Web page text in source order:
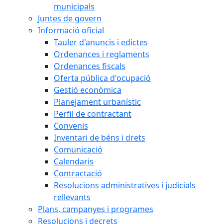
municipals
Juntes de govern
Informació oficial
Tauler d'anuncis i edictes
Ordenances i reglaments
Ordenances fiscals
Oferta pública d'ocupació
Gestió econòmica
Planejament urbanístic
Perfil de contractant
Convenis
Inventari de béns i drets
Comunicació
Calendaris
Contractació
Resolucions administratives i judicials
rellevants
Plans, campanyes i programes
Resolucions i decrets